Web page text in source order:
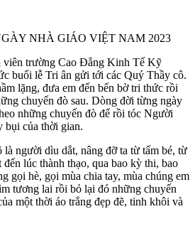
NHÀ GIÁO VIỆT NAM 2023
viên trường Cao Đẳng Kinh Tế Kỹ
buổi lễ Tri ân gửi tới các Quý Thầy cô.
lặng, đưa em đến bến bờ tri thức rồi
chuyến đò sau. Dòng đời từng ngày
những chuyến đò để rồi tóc Người
bụi của thời gian.
người dìu dắt, nâng đỡ ta từ tấm bé, từ
lúc thành thạo, qua bao kỳ thi, bao
gọi hè, gọi mùa chia tay, mùa chúng em
tương lai rồi bỏ lại đó những chuyến
một thời áo trắng đẹp đẽ, tinh khôi và